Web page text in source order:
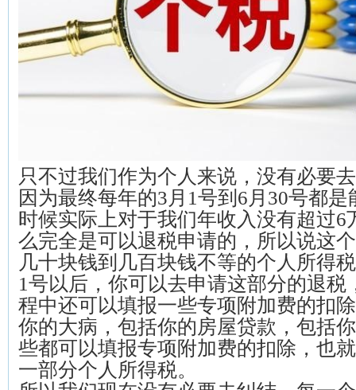
只不过我们作为个人来说，没有必要
因为最终每年的3月1号到6月30号都
时候实际上对于我们年收入没有超过6
么完全是可以退税申请的，所以说这
几十块钱到几百块钱不等的个人所得
1号以后，你可以去申请这部分的退税
程中还可以填报一些专项附加费的扣
你的大病，包括你的房屋贷款，包括
些都可以填报专项附加费的扣除，也
一部分个人所得税。